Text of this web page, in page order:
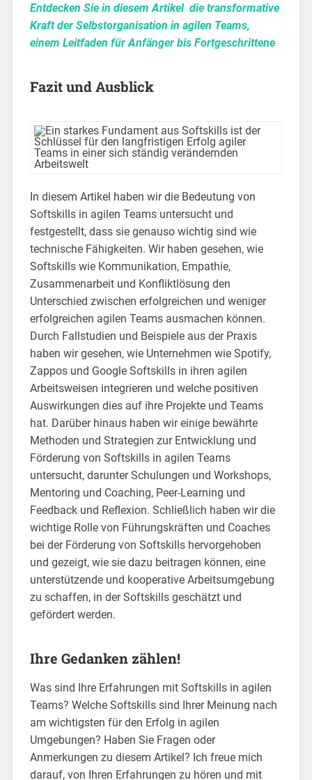
Entdecken Sie in diesem Artikel die transformative
Kraft der Selbstorganisation in agilen Teams,
einem Leitfaden für Anfänger bis Fortgeschrittene
Fazit und Ausblick
In diesem Artikel haben wir die Bedeutung von
Softskills in agilen Teams untersucht und
festgestellt, dass sie genauso wichtig sind wie
technische Fähigkeiten. Wir haben gesehen, wie
Softskills wie Kommunikation, Empathie,
Zusammenarbeit und Konfliktlösung den
Unterschied zwischen erfolgreichen und weniger
erfolgreichen agilen Teams ausmachen können.
Durch Fallstudien und Beispiele aus der Praxis
haben wir gesehen, wie Unternehmen wie Spotify,
Zappos und Google Softskills in ihren agilen
Arbeitsweisen integrieren und welche positiven
Auswirkungen dies auf ihre Projekte und Teams
hat. Darüber hinaus haben wir einige bewährte
Methoden und Strategien zur Entwicklung und
Förderung von Softskills in agilen Teams
untersucht, darunter Schulungen und Workshops,
Mentoring und Coaching, Peer-Learning und
Feedback und Reflexion. Schließlich haben wir die
wichtige Rolle von Führungskräften und Coaches
bei der Förderung von Softskills hervorgehoben
und gezeigt, wie sie dazu beitragen können, eine
unterstützende und kooperative Arbeitsumgebung
zu schaffen, in der Softskills geschätzt und
gefördert werden.
Ihre Gedanken zählen!
Was sind Ihre Erfahrungen mit Softskills in agilen
Teams? Welche Softskills sind Ihrer Meinung nach
am wichtigsten für den Erfolg in agilen
Umgebungen? Haben Sie Fragen oder
Anmerkungen zu diesem Artikel? Ich freue mich
darauf, von Ihren Erfahrungen zu hören und mit